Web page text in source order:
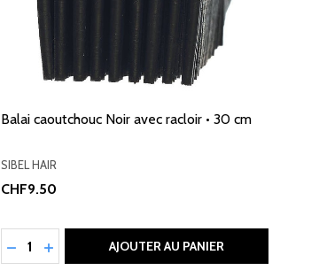
Balai caoutchouc Noir avec racloir • 30 cm
SIBEL HAIR
CHF9.50
Quantité:
RÉDUIRE LA QUANTITÉ DE UNDEFINED
AUGMENTER LA QUANTITÉ DE UNDEFINED
AJOUTER AU PANIER